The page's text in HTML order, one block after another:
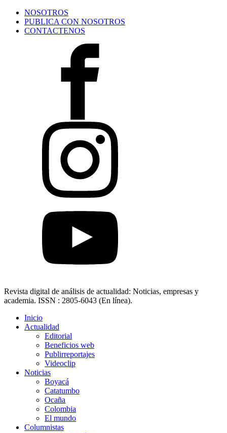
NOSOTROS
PUBLICA CON NOSOTROS
CONTACTENOS
Revista digital de análisis de actualidad: Noticias, empresas y
academia. ISSN : 2805-6043 (En línea).
Inicio
Actualidad
Editorial
Beneficios web
Publirreportajes
Videoclip
Noticias
Boyacá
Catatumbo
Ocaña
Colombia
El mundo
Columnistas